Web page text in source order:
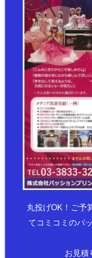
丸投げOK！ご予
てコミコミのパ
お見積